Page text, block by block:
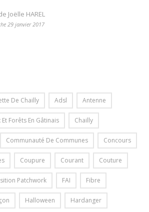
Joëlle HAREL
29 janvier 2017
De Chailly Adsl Antenne
Et Forêts En Gâtinais Chailly
Communauté De Communes Concours
Coupure Courant Couture
Patchwork FAI Fibre
Halloween Hardanger